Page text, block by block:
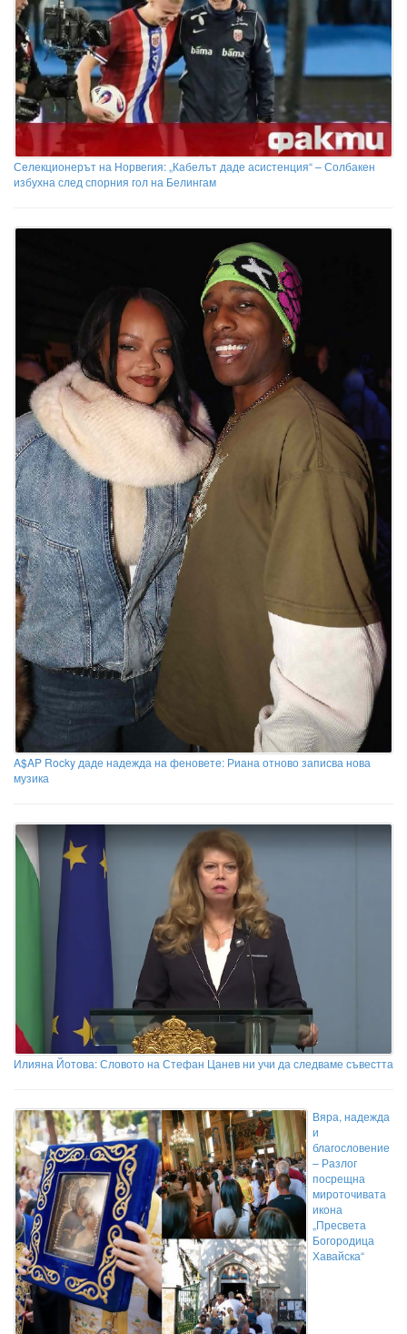
Селекционерът на Норвегия: „Кабелът даде асистенция“ – Солбакен
избухна след спорния гол на Белингам
A$AP Rocky даде надежда на феновете: Риана отново записва нова
музика
Илияна Йотова: Словото на Стефан Цанев ни учи да следваме съвестта
Вяра, надежда
и
благословение
– Разлог
посрещна
мироточивата
икона
„Пресвета
Богородица
Хавайска“